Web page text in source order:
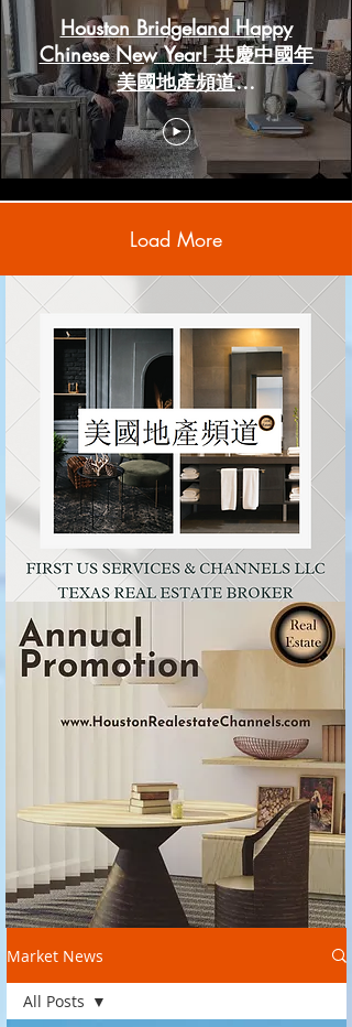
Houston Bridgeland Happy
Chinese New Year! 共慶中國年
美國地產頻道
www.HoustonRealestateChannels.com
Load More
Market News
All Posts